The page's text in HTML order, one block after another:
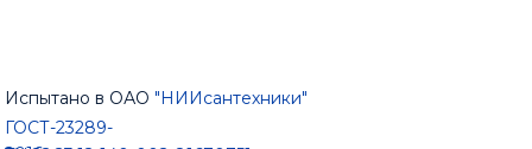
Испытано в ОАО "НИИсантехники"
ГОСТ-23289-